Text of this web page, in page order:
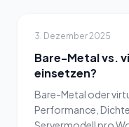
3. Dezember 2025
Bare-Metal vs.
einsetzen?
Bare-Metal oder
Performance,